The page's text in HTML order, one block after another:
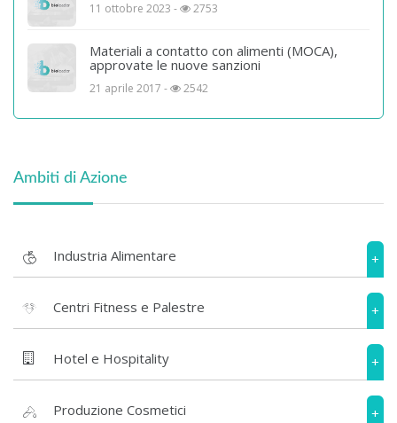
11 ottobre 2023 - 2753
Materiali a contatto con alimenti (MOCA),
approvate le nuove sanzioni
21 aprile 2017 - 2542
Ambiti di Azione
Industria Alimentare +
Centri Fitness e Palestre +
Hotel e Hospitality +
Produzione Cosmetici +